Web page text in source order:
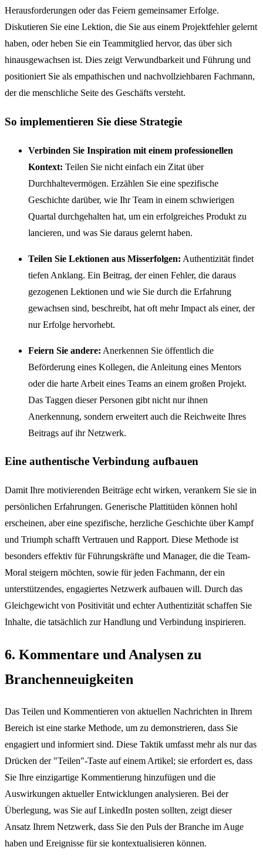
Herausforderungen oder das Feiern gemeinsamer Erfolge.
Diskutieren Sie eine Lektion, die Sie aus einem Projektfehler gelernt
haben, oder heben Sie ein Teammitglied hervor, das über sich
hinausgewachsen ist. Dies zeigt Verwundbarkeit und Führung und
positioniert Sie als empathischen und nachvollziehbaren Fachmann,
der die menschliche Seite des Geschäfts versteht.
So implementieren Sie diese Strategie
Verbinden Sie Inspiration mit einem professionellen
Kontext: Teilen Sie nicht einfach ein Zitat über
Durchhaltevermögen. Erzählen Sie eine spezifische
Geschichte darüber, wie Ihr Team in einem schwierigen
Quartal durchgehalten hat, um ein erfolgreiches Produkt zu
lancieren, und was Sie daraus gelernt haben.
Teilen Sie Lektionen aus Misserfolgen: Authentizität findet
tiefen Anklang. Ein Beitrag, der einen Fehler, die daraus
gezogenen Lektionen und wie Sie durch die Erfahrung
gewachsen sind, beschreibt, hat oft mehr Impact als einer, der
nur Erfolge hervorhebt.
Feiern Sie andere: Anerkennen Sie öffentlich die
Beförderung eines Kollegen, die Anleitung eines Mentors
oder die harte Arbeit eines Teams an einem großen Projekt.
Das Taggen dieser Personen gibt nicht nur ihnen
Anerkennung, sondern erweitert auch die Reichweite Ihres
Beitrags auf ihr Netzwerk.
Eine authentische Verbindung aufbauen
Damit Ihre motivierenden Beiträge echt wirken, verankern Sie sie in
persönlichen Erfahrungen. Generische Plattitüden können hohl
erscheinen, aber eine spezifische, herzliche Geschichte über Kampf
und Triumph schafft Vertrauen und Rapport. Diese Methode ist
besonders effektiv für Führungskräfte und Manager, die die Team-
Moral steigern möchten, sowie für jeden Fachmann, der ein
unterstützendes, engagiertes Netzwerk aufbauen will. Durch das
Gleichgewicht von Positivität und echter Authentizität schaffen Sie
Inhalte, die tatsächlich zur Handlung und Verbindung inspirieren.
6. Kommentare und Analysen zu
Branchenneuigkeiten
Das Teilen und Kommentieren von aktuellen Nachrichten in Ihrem
Bereich ist eine starke Methode, um zu demonstrieren, dass Sie
engagiert und informiert sind. Diese Taktik umfasst mehr als nur das
Drücken der "Teilen"-Taste auf einem Artikel; sie erfordert es, dass
Sie Ihre einzigartige Kommentierung hinzufügen und die
Auswirkungen aktueller Entwicklungen analysieren. Bei der
Überlegung, was Sie auf LinkedIn posten sollten, zeigt dieser
Ansatz Ihrem Netzwerk, dass Sie den Puls der Branche im Auge
haben und Ereignisse für sie kontextualisieren können.